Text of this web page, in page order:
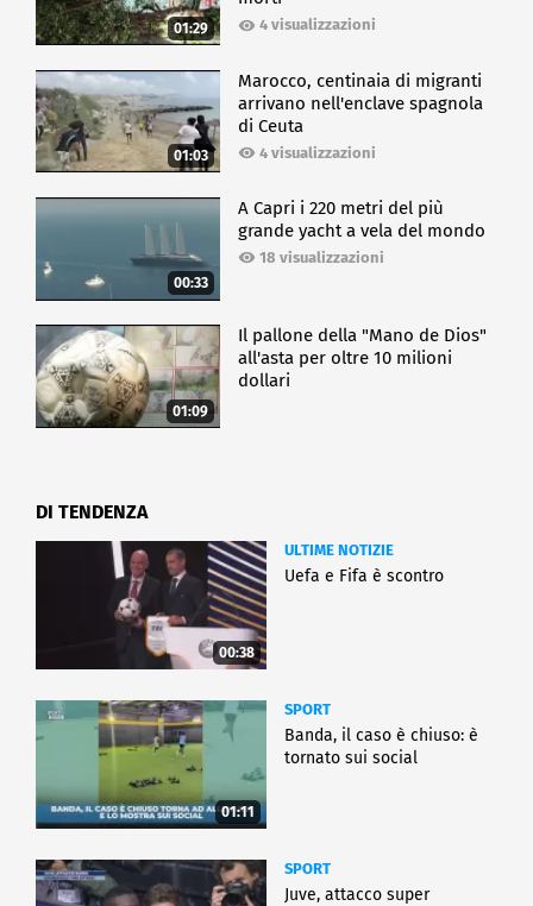
01:29 4 visualizzazioni
01:03
Marocco, centinaia di migranti
arrivano nell'enclave spagnola
di Ceuta
4 visualizzazioni
00:33
A Capri i 220 metri del più
grande yacht a vela del mondo
18 visualizzazioni
01:09
Il pallone della "Mano de Dios"
all'asta per oltre 10 milioni
dollari
DI TENDENZA
00:38
ULTIME NOTIZIE
Uefa e Fifa è scontro
01:11
SPORT
Banda, il caso è chiuso: è
tornato sui social
SPORT
Juve, attacco super